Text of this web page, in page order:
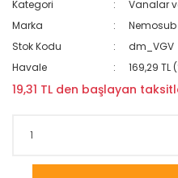
Kategori
Vanalar
Marka
Nemosub
Stok Kodu
dm_VGV
Havale
169,29
19,31 TL den başlayan